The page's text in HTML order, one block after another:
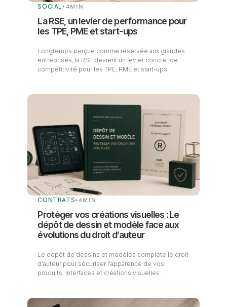
SOCIAL • 4MIN
La RSE, un levier de performance pour
les TPE, PME et start-ups
Longtemps perçue comme réservée aux grandes
entreprises, la RSE devient un levier concret de
compétitivité pour les TPE, PME et start-ups.
CONTRATS• 4MIN
Protéger vos créations visuelles : Le
dépôt de dessin et modèle face aux
évolutions du droit d’auteur
Le dépôt de dessins et modèles complète le droit
d'auteur pour sécuriser l'apparence de vos
produits, interfaces et créations visuelles.